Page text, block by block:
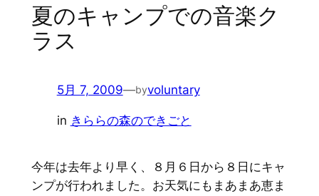
夏のキャンプでの音楽ク
ラス
5月 7, 2009—byvoluntary
in きららの森のできごと
今年は去年より早く、８月６日から８日にキャ
ンプが行われました。お天気にもまあまあ恵ま